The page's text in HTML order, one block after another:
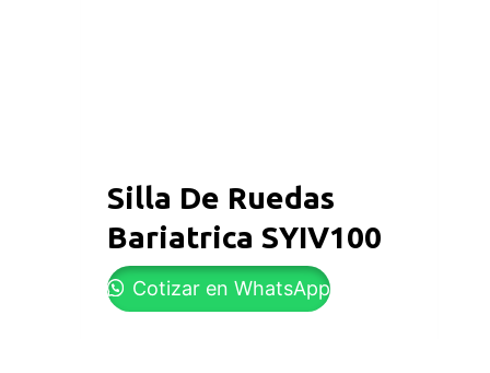
Silla De Ruedas
Bariatrica SYIV100
Cotizar en WhatsApp